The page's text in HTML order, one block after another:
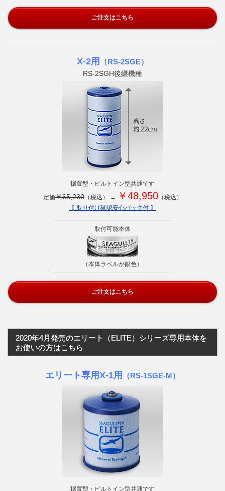
ご注文はこちら
X-2用 （RS-2SGE）
RS-2SGH後継機種
据置型・ビルトイン型共通です
定価￥65,230（税込） → ￥48,950（税込）
【 取り付け確認安心パック付 】
取付可能本体
（本体ラベルが銀色）
ご注文はこちら
2020年4月発売のエリート（ELITE）シリーズ専用本体を
お使いの方はこちら
エリート専用X-1用 （RS-1SGE-M）
据置型・ビルトイン型共通です